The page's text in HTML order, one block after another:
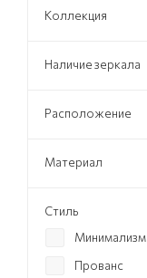
Коллекция
Наличие зеркала
Расположение
Материал
Стиль
Минимализм
Прованс